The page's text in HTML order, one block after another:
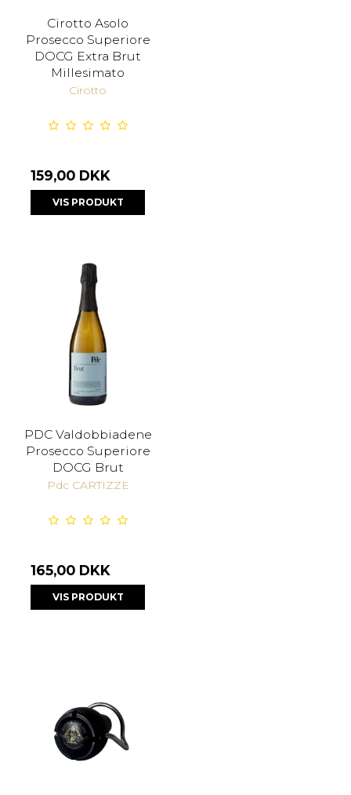
Cirotto Asolo
Prosecco Superiore
DOCG Extra Brut
Millesimato
Cirotto
159,00 DKK
VIS PRODUKT
PDC Valdobbiadene
Prosecco Superiore
DOCG Brut
Pdc CARTIZZE
165,00 DKK
VIS PRODUKT